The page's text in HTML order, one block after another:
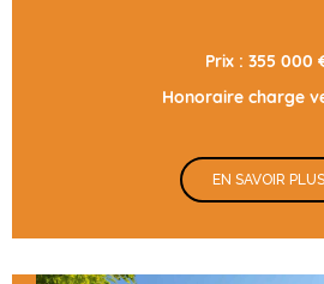
Prix : 355 000
Honoraire charge
EN SAVOIR PLUS